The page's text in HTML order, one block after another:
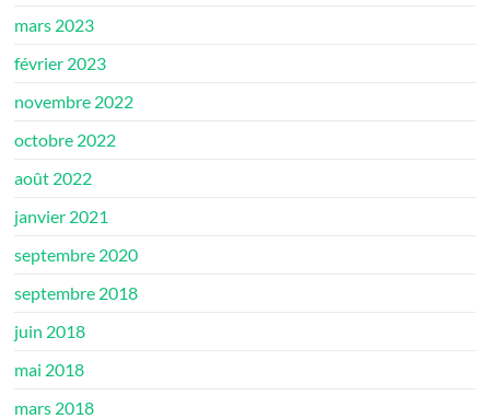
mars 2023
février 2023
novembre 2022
octobre 2022
août 2022
janvier 2021
septembre 2020
septembre 2018
juin 2018
mai 2018
mars 2018